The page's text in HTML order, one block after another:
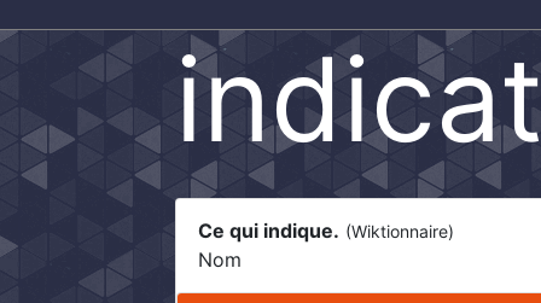
Ce qui indique. (Wiktionnaire)
Nom